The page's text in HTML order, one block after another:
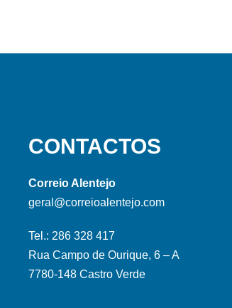
CONTACTOS
Correio Alentejo
geral@correioalentejo.com
Tel.: 286 328 417
Rua Campo de Ourique, 6 – A
7780-148 Castro Verde